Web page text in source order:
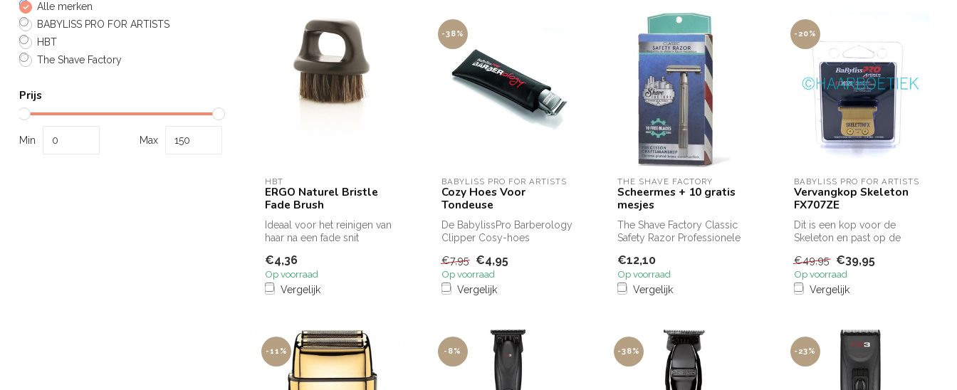
Alle merken
BABYLISS PRO FOR ARTISTS
HBT
The Shave Factory
Prijs
Min Max
HBT
ERGO Naturel Bristle
Fade Brush
Ideaal voor het reinigen van
haar na een fade snit
€4,36
Op voorraad
Vergelijk
-38%
BABYLISS PRO FOR ARTISTS
Cozy Hoes Voor
Tondeuse
De BabylissPro Barberology
Clipper Cosy-hoes
trimmers en ...
€7,95 €4,95
Op voorraad
Vergelijk
THE SHAVE FACTORY
Scheermes + 10 gratis
mesjes
The Shave Factory Classic
Safety Razor Professionele
steed...
€12,10
Op voorraad
Vergelijk
-20%
BABYLISS PRO FOR ARTISTS
Vervangkop Skeleton
FX707ZE
Dit is een kop voor de
Skeleton en past op de
€49,95 €39,95
Op voorraad
Vergelijk
-11% -8% -38% -23%